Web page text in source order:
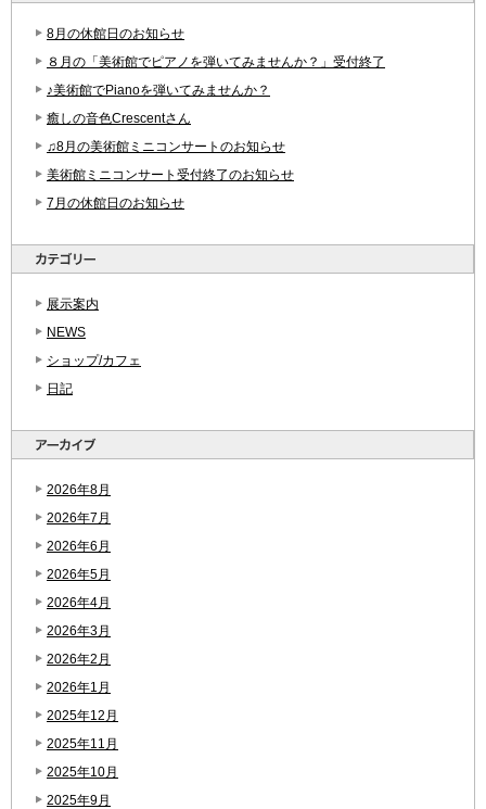
8月の休館日のお知らせ
８月の「美術館でピアノを弾いてみませんか？」受付終了
♪美術館でPianoを弾いてみませんか？
癒しの音色Crescentさん
♫8月の美術館ミニコンサートのお知らせ
美術館ミニコンサート受付終了のお知らせ
7月の休館日のお知らせ
展示案内
NEWS
ショップ/カフェ
日記
2026年8月
2026年7月
2026年6月
2026年5月
2026年4月
2026年3月
2026年2月
2026年1月
2025年12月
2025年11月
2025年10月
2025年9月